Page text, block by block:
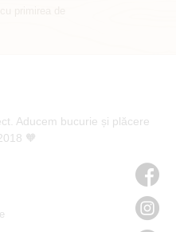
Aducem bucurie și plăcere
🧡